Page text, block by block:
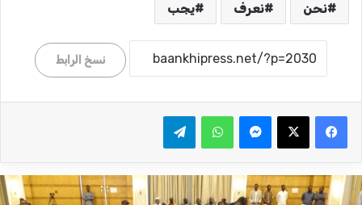
نحن نعرف يجب
نسخ الرابط
واتساب